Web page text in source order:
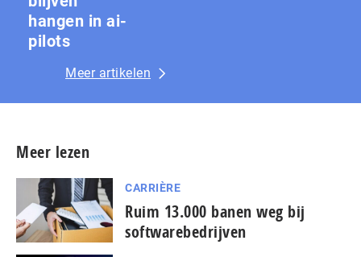
hangen in ai-
pilots
Meer artikelen
Meer lezen
CARRIÈRE
Ruim 13.000 banen weg bij
softwarebedrijven